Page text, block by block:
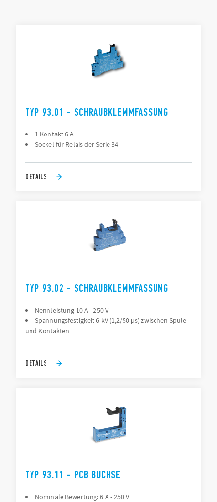
TYP 93.01 - SCHRAUBKLEMMFASSUNG
1 Kontakt 6 A
Sockel für Relais der Serie 34
DETAILS
TYP 93.02 - SCHRAUBKLEMMFASSUNG
Nennleistung 10 A - 250 V
Spannungsfestigkeit 6 kV (1,2/50 μs) zwischen Spule
und Kontakten
DETAILS
TYP 93.11 - PCB BUCHSE
Nominale Bewertung: 6 A - 250 V